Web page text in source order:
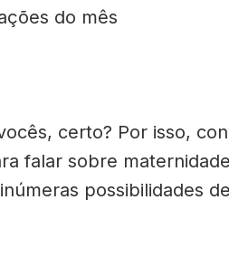
do mês
certo? Por isso,
falar sobre
possibilidades